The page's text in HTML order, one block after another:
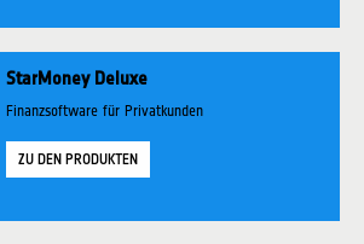
StarMoney Deluxe
Finanzsoftware für Privatkunden
ZU DEN PRODUKTEN